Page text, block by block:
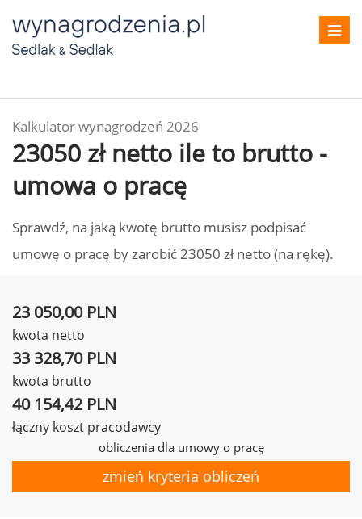
Kalkulator wynagrodzeń 2026
23050 zł netto ile to brutto -
umowa o pracę
Sprawdź, na jaką kwotę brutto musisz podpisać
umowę o pracę by zarobić 23050 zł netto (na rękę).
23 050,00 PLN
kwota netto
33 328,70 PLN
kwota brutto
40 154,42 PLN
łączny koszt pracodawcy
obliczenia dla umowy o pracę
zmień kryteria obliczeń